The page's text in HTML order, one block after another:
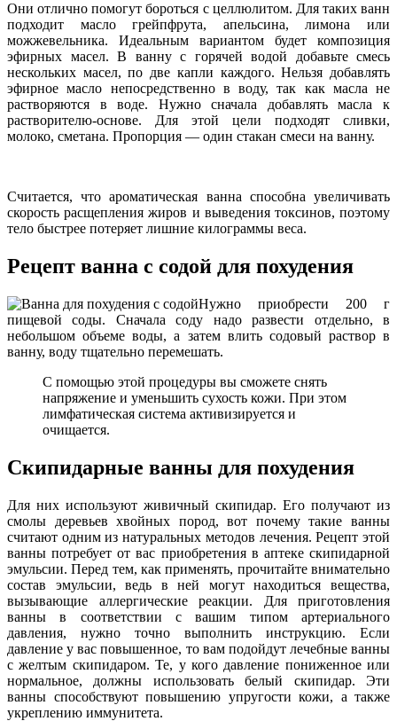
Они отлично помогут бороться с целлюлитом. Для таких ванн
подходит масло грейпфрута, апельсина, лимона или
можжевельника. Идеальным вариантом будет композиция
эфирных масел. В ванну с горячей водой добавьте смесь
нескольких масел, по две капли каждого. Нельзя добавлять
эфирное масло непосредственно в воду, так как масла не
растворяются в воде. Нужно сначала добавлять масла к
растворителю-основе. Для этой цели подходят сливки,
молоко, сметана. Пропорция — один стакан смеси на ванну.
Считается, что ароматическая ванна способна увеличивать
скорость расщепления жиров и выведения токсинов, поэтому
тело быстрее потеряет лишние килограммы веса.
Рецепт ванна с содой для похудения
Нужно приобрести 200 г
пищевой соды. Сначала соду надо развести отдельно, в
небольшом объеме воды, а затем влить содовый раствор в
ванну, воду тщательно перемешать.
С помощью этой процедуры вы сможете снять
напряжение и уменьшить сухость кожи. При этом
лимфатическая система активизируется и
очищается.
Скипидарные ванны для похудения
Для них используют живичный скипидар. Его получают из
смолы деревьев хвойных пород, вот почему такие ванны
считают одним из натуральных методов лечения. Рецепт этой
ванны потребует от вас приобретения в аптеке скипидарной
эмульсии. Перед тем, как применять, прочитайте внимательно
состав эмульсии, ведь в ней могут находиться вещества,
вызывающие аллергические реакции. Для приготовления
ванны в соответствии с вашим типом артериального
давления, нужно точно выполнить инструкцию. Если
давление у вас повышенное, то вам подойдут лечебные ванны
с желтым скипидаром. Те, у кого давление пониженное или
нормальное, должны использовать белый скипидар. Эти
ванны способствуют повышению упругости кожи, а также
укреплению иммунитета.